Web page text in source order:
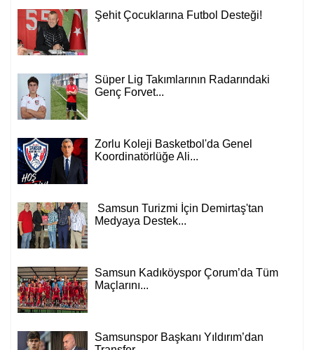
Şehit Çocuklarına Futbol Desteği!
Süper Lig Takımlarının Radarındaki
Genç Forvet...
Zorlu Koleji Basketbol'da Genel
Koordinatörlüğe Ali...
Samsun Turizmi İçin Demirtaş'tan
Medyaya Destek...
Samsun Kadıköyspor Çorum’da Tüm
Maçlarını...
Samsunspor Başkanı Yıldırım’dan